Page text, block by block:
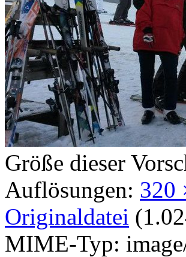
Größe dieser
Auflösungen: 320
Originaldatei
MIME-Typ: